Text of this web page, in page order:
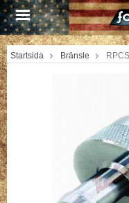
Startsida Bränsle